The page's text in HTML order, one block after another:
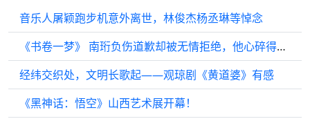
音乐人屠颖跑步机意外离世，林俊杰杨丞琳等悼念
《书卷一梦》 南珩负伤道歉却被无情拒绝，他心碎得像一只可怜的修勾
经纬交织处，文明长歌起——观琼剧《黄道婆》有感
《黑神话：悟空》山西艺术展开幕！